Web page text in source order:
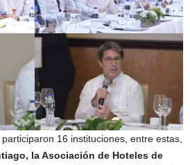
16 instituciones, entre estas,
la Asociación de Hoteles de